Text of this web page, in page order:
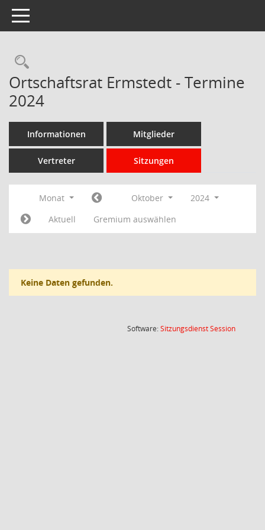
Toggle navigation
Rechercheauswahl
Ortschaftsrat Ermstedt - Termine
2024
Informationen Mitglieder
Vertreter Sitzungen
Monat Oktober
2024
Aktuell
Gremium auswählen
Keine Daten gefunden.
Software:SitzungsdienstSession(Wird in